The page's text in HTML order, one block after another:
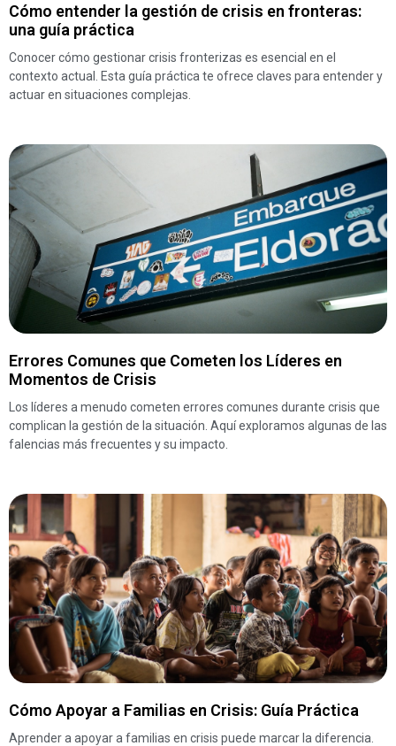
Cómo entender la gestión de crisis en fronteras:
una guía práctica
Conocer cómo gestionar crisis fronterizas es esencial en el
contexto actual. Esta guía práctica te ofrece claves para entender y
actuar en situaciones complejas.
Errores Comunes que Cometen los Líderes en
Momentos de Crisis
Los líderes a menudo cometen errores comunes durante crisis que
complican la gestión de la situación. Aquí exploramos algunas de las
falencias más frecuentes y su impacto.
Cómo Apoyar a Familias en Crisis: Guía Práctica
Aprender a apoyar a familias en crisis puede marcar la diferencia.